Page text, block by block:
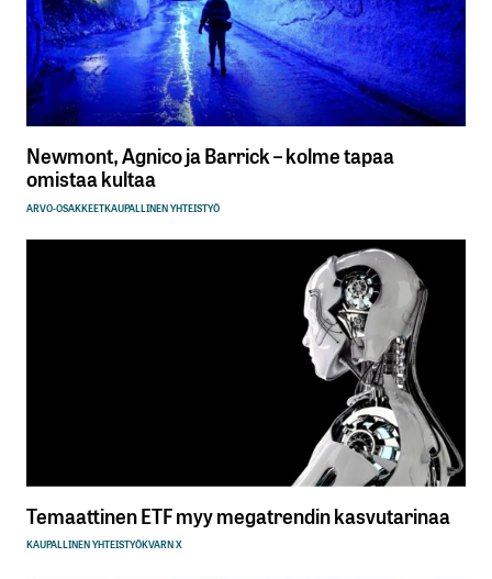
Newmont, Agnico ja Barrick – kolme tapaa
omistaa kultaa
ARVO-OSAKKEETKAUPALLINEN YHTEISTYÖ
Temaattinen ETF myy megatrendin kasvutarinaa
KAUPALLINEN YHTEISTYÖKVARN X